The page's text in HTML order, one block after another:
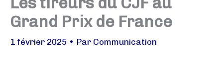
Grand Prix de France
1 février 2025 • Par Communication